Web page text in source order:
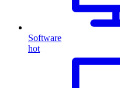
Software
hot